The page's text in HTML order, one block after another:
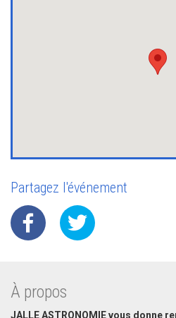
Partagez l'événement
À propos
JALLE ASTRONOMIE vous donne